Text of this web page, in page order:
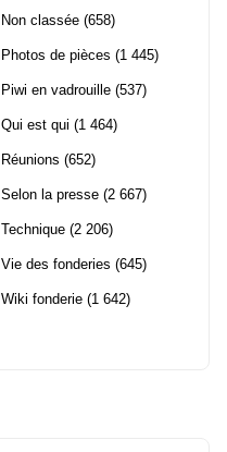
Non classée (658)
Photos de pièces (1 445)
Piwi en vadrouille (537)
Qui est qui (1 464)
Réunions (652)
Selon la presse (2 667)
Technique (2 206)
Vie des fonderies (645)
Wiki fonderie (1 642)